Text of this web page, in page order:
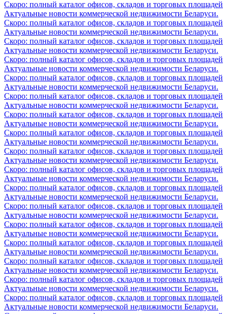
Скоро: полный каталог офисов, складов и торговых площадей
Актуальные новости коммерческой недвижимости Беларуси.
Скоро: полный каталог офисов, складов и торговых площадей
Актуальные новости коммерческой недвижимости Беларуси.
Скоро: полный каталог офисов, складов и торговых площадей
Актуальные новости коммерческой недвижимости Беларуси.
Скоро: полный каталог офисов, складов и торговых площадей
Актуальные новости коммерческой недвижимости Беларуси.
Скоро: полный каталог офисов, складов и торговых площадей
Актуальные новости коммерческой недвижимости Беларуси.
Скоро: полный каталог офисов, складов и торговых площадей
Актуальные новости коммерческой недвижимости Беларуси.
Скоро: полный каталог офисов, складов и торговых площадей
Актуальные новости коммерческой недвижимости Беларуси.
Скоро: полный каталог офисов, складов и торговых площадей
Актуальные новости коммерческой недвижимости Беларуси.
Скоро: полный каталог офисов, складов и торговых площадей
Актуальные новости коммерческой недвижимости Беларуси.
Скоро: полный каталог офисов, складов и торговых площадей
Актуальные новости коммерческой недвижимости Беларуси.
Скоро: полный каталог офисов, складов и торговых площадей
Актуальные новости коммерческой недвижимости Беларуси.
Скоро: полный каталог офисов, складов и торговых площадей
Актуальные новости коммерческой недвижимости Беларуси.
Скоро: полный каталог офисов, складов и торговых площадей
Актуальные новости коммерческой недвижимости Беларуси.
Скоро: полный каталог офисов, складов и торговых площадей
Актуальные новости коммерческой недвижимости Беларуси.
Скоро: полный каталог офисов, складов и торговых площадей
Актуальные новости коммерческой недвижимости Беларуси.
Скоро: полный каталог офисов, складов и торговых площадей
Актуальные новости коммерческой недвижимости Беларуси.
Скоро: полный каталог офисов, складов и торговых площадей
Актуальные новости коммерческой недвижимости Беларуси.